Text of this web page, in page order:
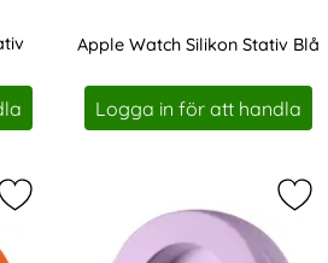
Apple Watch Silikon Stativ Blå
Art. nr 219194
Logga in för att handla
Markera apple Watch Wave